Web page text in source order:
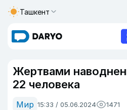
Ташкент
Жертвами
22 человека
Мир 15:33 / 05.06.2024 1471